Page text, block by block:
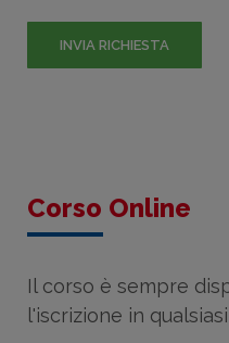
Corso Online
Il corso è sempre
l'iscrizione in